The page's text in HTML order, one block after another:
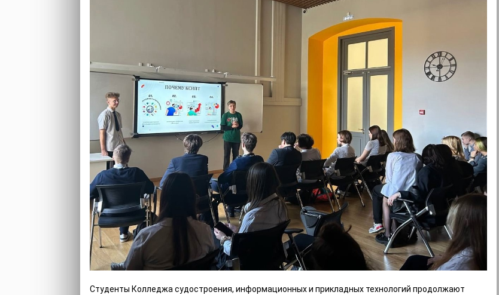
Студенты Колледжа судостроения, информационных и прикладных технологий продолжают